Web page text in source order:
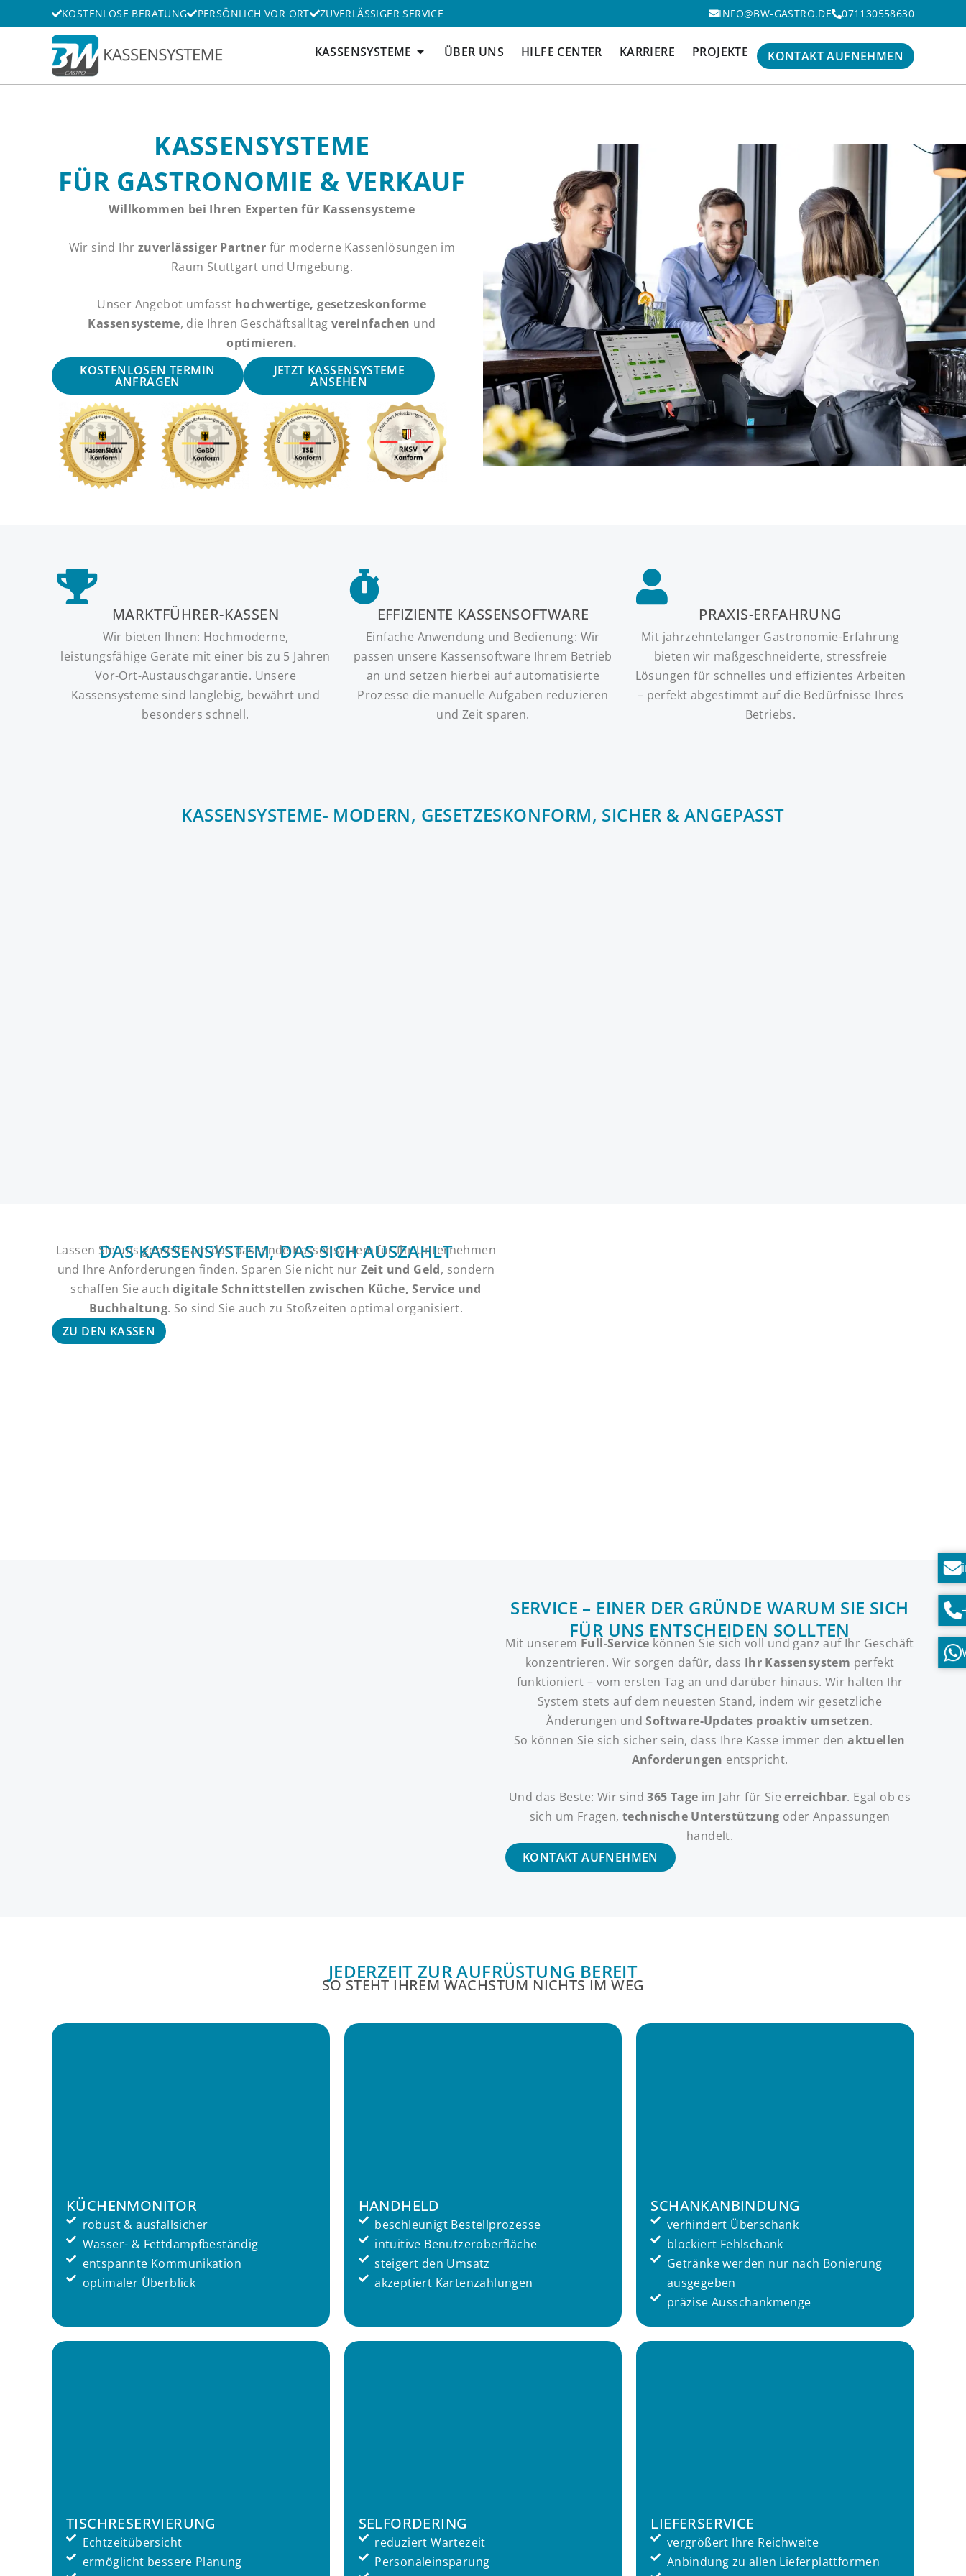
Inhalt
KOSTENLOSE BERATUNG PERSÖNLICH VOR ORT ZUVERLÄSSIGER SERVICE 071130558630
INFO@BW-GASTRO.DE
KASSENSYSTEME ÖFFNE KASSENSYSTEME
ÜBER UNS HILFE CENTER KARRIERE PROJEKTE KONTAKT AUFNEHMEN
KASSENSYSTEME
FÜR GASTRONOMIE & VERKAUF
Willkommen bei Ihren Experten für Kassensysteme
Wir sind Ihr zuverlässiger Partner für moderne Kassenlösungen im
Raum Stuttgart und Umgebung.
Unser Angebot umfasst hochwertige, gesetzeskonforme
Kassensysteme, die Ihren Geschäftsalltag vereinfachen und
optimieren.
KOSTENLOSEN TERMIN
ANFRAGEN
JETZT KASSENSYSTEME
ANSEHEN
MARKTFÜHRER-KASSEN
Wir bieten Ihnen: Hochmoderne,
leistungsfähige Geräte mit einer bis zu 5 Jahren
Vor-Ort-Austauschgarantie. Unsere
Kassensysteme sind langlebig, bewährt und
besonders schnell.
EFFIZIENTE KASSENSOFTWARE
Einfache Anwendung und Bedienung: Wir
passen unsere Kassensoftware Ihrem Betrieb
an und setzen hierbei auf automatisierte
Prozesse die manuelle Aufgaben reduzieren
und Zeit sparen.
PRAXIS-ERFAHRUNG
Mit jahrzehntelanger Gastronomie-Erfahrung
bieten wir maßgeschneiderte, stressfreie
Lösungen für schnelles und effizientes Arbeiten
– perfekt abgestimmt auf die Bedürfnisse Ihres
Betriebs.
KASSENSYSTEME- MODERN, GESETZESKONFORM, SICHER & ANGEPASST
DAS KASSENSYSTEM, DAS SICH AUSZAHLT
Lassen Sie uns gemeinsam das passende Kassensystem für Ihr Unternehmen
und Ihre Anforderungen finden. Sparen Sie nicht nur Zeit und Geld, sondern
schaffen Sie auchdigitale Schnittstellen zwischen Küche, Service und
Buchhaltung. So sind Sie auch zu Stoßzeiten optimal organisiert.
ZU DEN KASSEN
SERVICE – EINER DER GRÜNDE WARUM SIE SICH
FÜR UNS ENTSCHEIDEN SOLLTEN
Mit unserem Full-Service können Sie sich voll und ganz auf Ihr Geschäft
konzentrieren. Wir sorgen dafür, dass Ihr Kassensystem perfekt
funktioniert – vom ersten Tag an und darüber hinaus. Wir halten Ihr
System stets auf dem neuesten Stand, indem wir gesetzliche
Änderungen undSoftware-Updates proaktiv umsetzen.
So können Sie sich sicher sein, dass Ihre Kasse immer denaktuellen
Anforderungen entspricht.
Und das Beste: Wir sind365 Tage im Jahr für Sieerreichbar. Egal ob es
sich um Fragen, technische Unterstützung oder Anpassungen
handelt.
KONTAKT AUFNEHMEN
JEDERZEIT ZUR AUFRÜSTUNG BEREIT
SO STEHT IHREM WACHSTUM NICHTS IM WEG
KÜCHENMONITOR
robust & ausfallsicher
Wasser- & Fettdampfbeständig
entspannte Kommunikation
optimaler Überblick
HANDHELD
beschleunigt Bestellprozesse
intuitive Benutzeroberfläche
steigert den Umsatz
akzeptiert Kartenzahlungen
SCHANKANBINDUNG
verhindert Überschank
blockiert Fehlschank
Getränke werden nur nach Bonierung
ausgegeben
präzise Ausschankmenge
TISCHRESERVIERUNG
Echtzeitübersicht
ermöglicht bessere Planung
SELFORDERING
reduziert Wartezeit
Personaleinsparung
LIEFERSERVICE
vergrößert Ihre Reichweite
Anbindung zu allen Lieferplattformen